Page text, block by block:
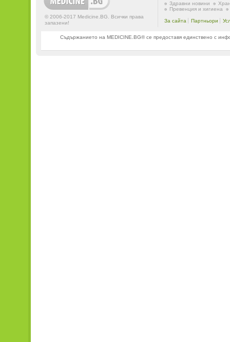
© 2006-2017 Medicine.BG. Всички права
запазени!
Здравни новини
Превенция и хигиена
За сайта Партньори
Съдържанието на MEDICINE.BG® се предоставя единствено с